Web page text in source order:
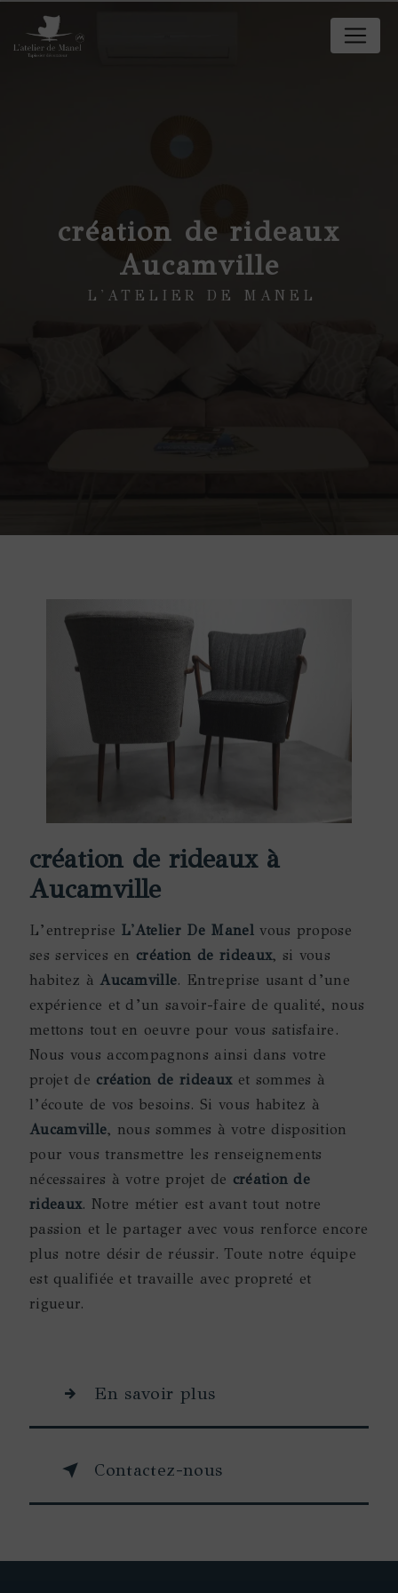
création de rideaux
Aucamville
L'ATELIER DE MANEL
création de rideaux à
Aucamville
L’entreprise L'Atelier De Manelvous propose
ses services en création de rideaux, si vous
habitez àAucamville. Entreprise usant d’une
expérience et d’un savoir-faire de qualité, nous
mettons tout en oeuvre pour vous satisfaire.
Nous vous accompagnons ainsi dans votre
projet de création de rideauxet sommes à
l’écoute de vos besoins. Si vous habitez à
Aucamville, nous sommes à votre disposition
pour vous transmettre les renseignements
nécessaires à votre projet de création de
rideaux. Notre métier est avant tout notre
passion et le partager avec vous renforce encore
plus notre désir de réussir. Toute notre équipe
est qualifiée et travaille avec propreté et
rigueur.
En savoir plus
Contactez-nous
Panneau de gestion des cookies